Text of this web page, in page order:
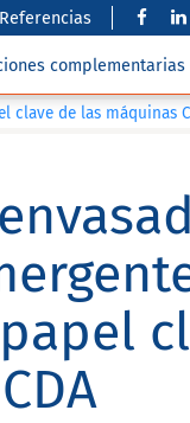
Referencias
complementarias
clave de las máquinas